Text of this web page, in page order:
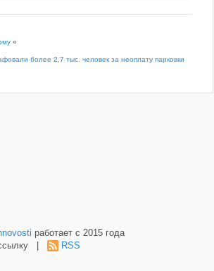
«
более 2,7 тыс. человек за неоплату парковки
работает с 2015 года
| RSS